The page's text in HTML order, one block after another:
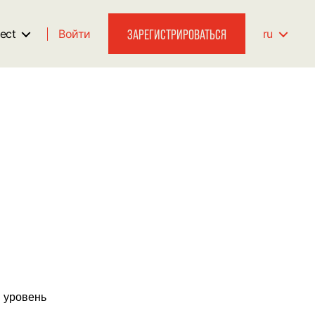
Войти ЗАРЕГИСТРИРОВАТЬСЯ ru
уровень